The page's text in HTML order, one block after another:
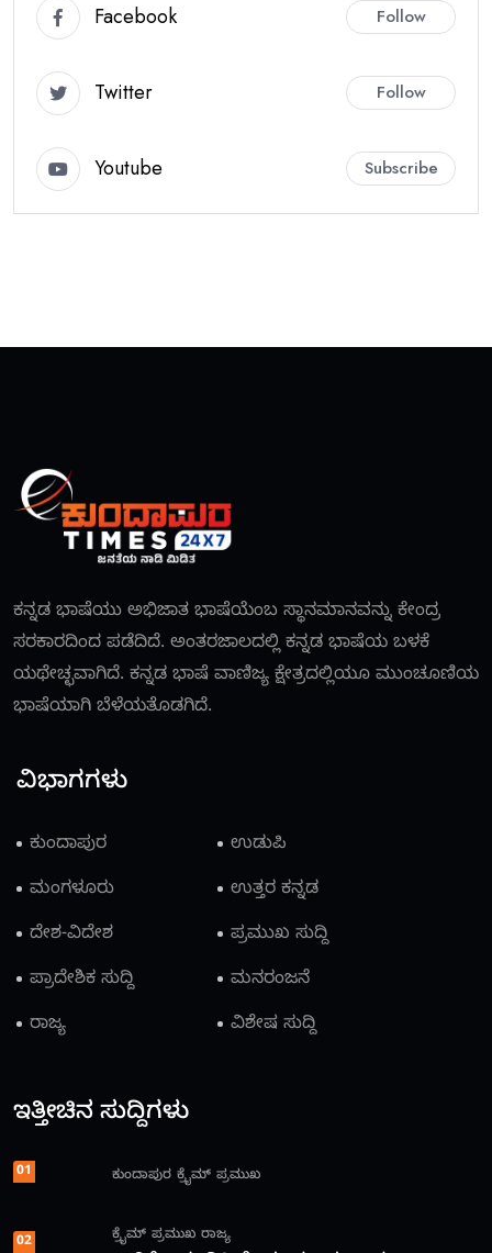
Facebook Follow
Twitter Follow
Youtube Subscribe
ಕನ್ನಡ ಭಾಷೆಯು ಅಭಿಜಾತ ಭಾಷೆಯೆಂಬ ಸ್ಥಾನಮಾನವನ್ನು ಕೇಂದ್ರ
ಸರಕಾರದಿಂದ ಪಡೆದಿದೆ. ಅಂತರಜಾಲದಲ್ಲಿ ಕನ್ನಡ ಭಾಷೆಯ ಬಳಕೆ
ಯಥೇಚ್ಛವಾಗಿದೆ. ಕನ್ನಡ ಭಾಷೆ ವಾಣಿಜ್ಯ ಕ್ಷೇತ್ರದಲ್ಲಿಯೂ ಮುಂಚೂಣಿಯ
ಭಾಷೆಯಾಗಿ ಬೆಳೆಯತೊಡಗಿದೆ.
ವಿಭಾಗಗಳು
ಕುಂದಾಪುರ
ಉಡುಪಿ
ಮಂಗಳೂರು
ಉತ್ತರ ಕನ್ನಡ
ದೇಶ-ವಿದೇಶ
ಪ್ರಮುಖ ಸುದ್ದಿ
ಪ್ರಾದೇಶಿಕ ಸುದ್ದಿ
ಮನರಂಜನೆ
ರಾಜ್ಯ
ವಿಶೇಷ ಸುದ್ದಿ
ಇತ್ತೀಚಿನ ಸುದ್ದಿಗಳು
01 ಕುಂದಾಪುರ ಕ್ರೈಮ್ ಪ್ರಮುಖ
02 ಕ್ರೈಮ್ ಪ್ರಮುಖ ರಾಜ್ಯ